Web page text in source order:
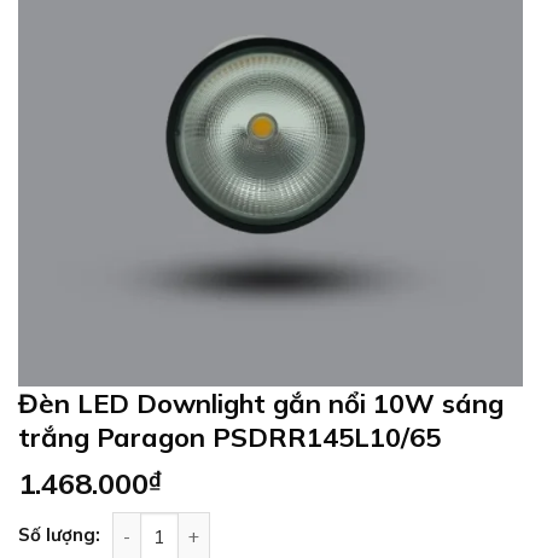
Đèn LED Downlight gắn nổi 10W sáng
trắng Paragon PSDRR145L10/65
1.468.000₫
Số lượng: